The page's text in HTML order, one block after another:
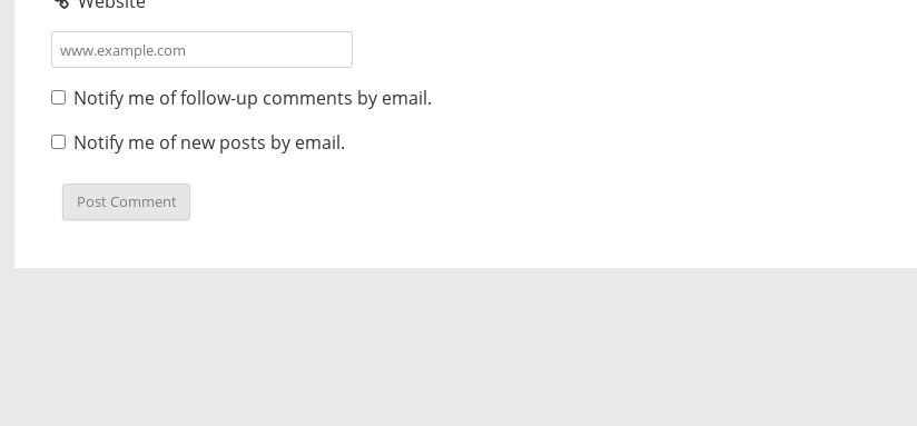
Notify me of follow-up comments by email.
Notify me of new posts by email.